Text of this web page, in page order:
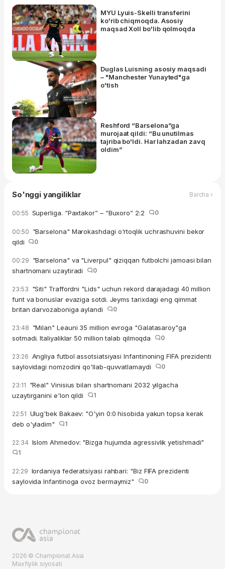
MYU Lyuis-Skelli transferini
ko'rib chiqmoqda. Asosiy
maqsad Xoll bo'lib qolmoqda
Duglas Luisning asosiy maqsadi
– "Manchester Yunayted"ga
o'tish
Reshford “Barselona”ga
murojaat qildi: “Bu unutilmas
tajriba bo'ldi. Har lahzadan zavq
oldim”
So'nggi yangiliklar Barcha ›
00:55 Superliga. “Paxtakor” – “Buxoro” 2:2 0
00:50 "Barselona" Marokashdagi o'rtoqlik uchrashuvini bekor
qildi
0
00:29 "Barselona" va "Liverpul" qiziqqan futbolchi jamoasi bilan
shartnomani uzaytiradi
0
23:53 "Siti" Traffordni "Lids" uchun rekord darajadagi 40 million
funt va bonuslar evaziga sotdi. Jeyms tarixdagi eng qimmat
britan darvozaboniga aylandi
0
23:48 "Milan" Leauni 35 million evroga "Galatasaroy"ga
sotmadi. Italiyaliklar 50 million talab qilmoqda
0
23:26 Angliya futbol assotsiatsiyasi Infantinoning FIFA prezidenti
saylovidagi nomzodini qo'llab-quvvatlamaydi
0
23:11 "Real" Vinisius bilan shartnomani 2032 yilgacha
uzaytirganini e'lon qildi
1
22:51 Ulug'bek Bakaev: "O'yin 0:0 hisobida yakun topsa kerak
deb o'yladim"
1
22:34 Islom Ahmedov: "Bizga hujumda agressivlik yetishmadi"
1
22:29 Iordaniya federatsiyasi rahbari: "Biz FIFA prezidenti
saylovida Infantinoga ovoz bermaymiz"
0
2026 © Championat.Asia
Maxfiylik siyosati